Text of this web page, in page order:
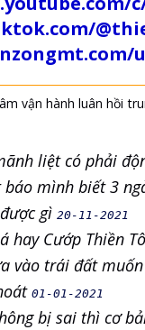
vận hành luân hồi
liệt có phải
mình biết 3
gì 20-11-2021
hay Cướp Thiền
vào trái đất
01-01-2021
bị sai thì cơ